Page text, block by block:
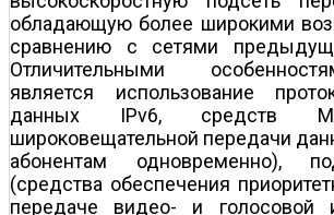
обладающую более широкими
сравнению с сетями
Отличительными
является использование
данных IPv6, средств
широковещательной передачи
абонентам одновременно),
(средства обеспечения
передаче видео- и голосовой